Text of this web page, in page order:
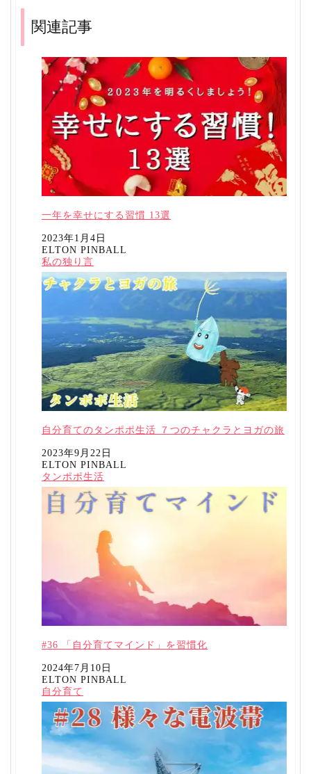
関連記事
一年を幸せにする習慣 13選
日付
2023年1月4日
投稿者
ELTON PINBALL
関連理由
私の独り言
自分育てのタンポポ生活 ７つのチャクラとヨガの旅
日付
2023年9月22日
投稿者
ELTON PINBALL
関連理由
タンポポ生活
#36 「自分育てマインド」を習慣化
日付
2024年7月10日
投稿者
ELTON PINBALL
関連理由
自分育て